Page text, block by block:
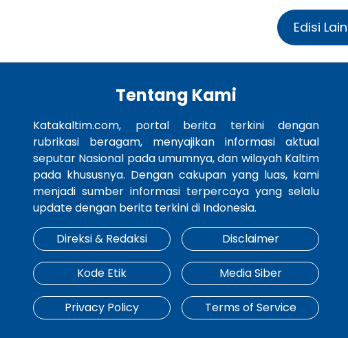
Edisi
Tentang Kami
Katakaltim.com, portal berita terkini dengan
rubrikasi beragam, menyajikan informasi aktual
seputar Nasional pada umumnya, dan wilayah Kaltim
pada khususnya. Dengan cakupan yang luas, kami
menjadi sumber informasi terpercaya yang selalu
update dengan berita terkini di Indonesia.
Direksi & Redaksi
Disclaimer
Kode Etik Media Siber
Privacy Policy Terms of Service